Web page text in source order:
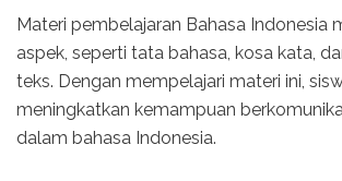
Materi pembelajaran Bahasa Indonesia
aspek, seperti tata bahasa, kosa kata,
teks. Dengan mempelajari materi ini,
meningkatkan kemampuan
dalam bahasa Indonesia.